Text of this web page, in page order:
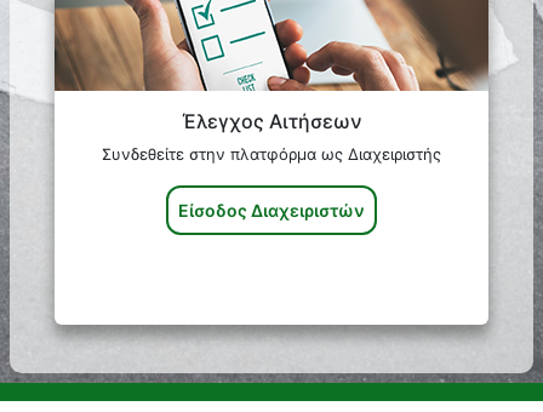
Έλεγχος Αιτήσεων
Συνδεθείτε στην πλατφόρμα ως Διαχειριστής
Είσοδος Διαχειριστών